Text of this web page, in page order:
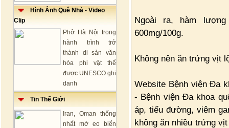
Hình Ảnh Quê Nhà - Video
Clip
Phở Hà Nội trong
hành trình trở
thành di sản văn
hóa phi vật thể
được UNESCO ghi
danh
Tin Thế Giới
Iran, Oman thống
nhất mở eo biển
Ngoài ra, hàm
600mg/100g.
Không nên ăn trứng vịt
Website Bệnh viện Đa
- Bệnh viện Đa khoa
áp, tiểu đường, viêm
không ăn nhiều trứng